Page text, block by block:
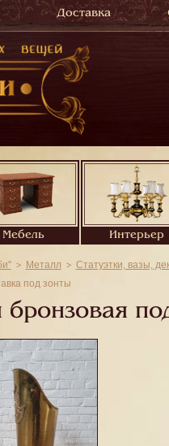
Доставка
Мебель Интерьер
Металл
Статуэтки, вазы,
под зонты
бронзовая